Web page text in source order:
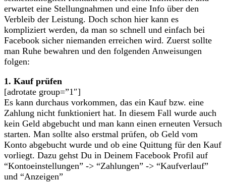
erwartet eine Stellungnahmen und eine Info über den
Verbleib der Leistung. Doch schon hier kann es
kompliziert werden, da man so schnell und einfach bei
Facebook sicher niemanden erreichen wird. Zuerst sollte
man Ruhe bewahren und den folgenden Anweisungen
folgen:
1. Kauf prüfen
[adrotate group=”1″]
Es kann durchaus vorkommen, das ein Kauf bzw. eine
Zahlung nicht funktioniert hat. In diesem Fall wurde auch
kein Geld abgebucht und man kann einen erneuten Versuch
starten. Man sollte also erstmal prüfen, ob Geld vom
Konto abgebucht wurde und ob eine Quittung für den Kauf
vorliegt. Dazu gehst Du in Deinem Facebook Profil auf
“Kontoeinstellungen” -> “Zahlungen” -> “Kaufverlauf”
und “Anzeigen”